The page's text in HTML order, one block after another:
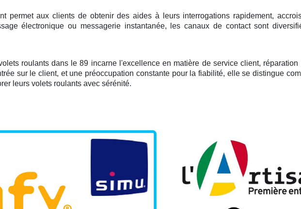
permet aux clients de obtenir des aides à leurs interrogations rapidement,
électronique ou messagerie instantanée, les canaux de contact sont
roulants dans le 89 incarne l'excellence en matière de service client, réparation
sur le client, et une préoccupation constante pour la fiabilité, elle se distingue
leurs volets roulants avec sérénité.